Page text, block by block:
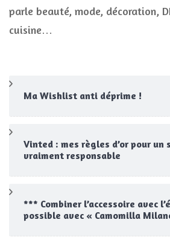
parle beauté, mode, décoration,
cuisine…
Ma Wishlist anti déprime !
Vinted : mes règles d’or pour un
vraiment responsable
*** Combiner l’accessoire avec
possible avec « Camomilla